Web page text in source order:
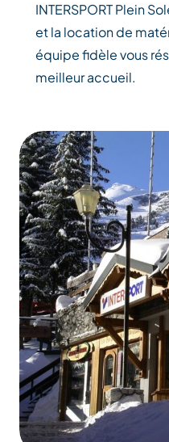
INTERSPORT Plein
et la location de
équipe fidèle vous
meilleur accueil.